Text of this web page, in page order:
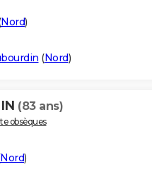
Nord)
(Nord)
(83 ans)
obsèques
Nord)